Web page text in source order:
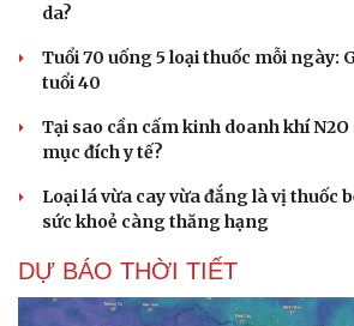
da?
Tuổi 70 uống 5 loại thuốc mỗi ngày:
tuổi 40
Tại sao cần cấm kinh doanh khí
mục đích y tế?
Loại lá vừa cay vừa đắng là vị thuốc
sức khoẻ càng thăng hạng
DỰ BÁO THỜI TIẾT